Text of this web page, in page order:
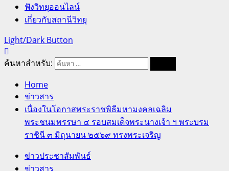
ฟังวิทยุออนไลน์
เกี่ยวกับสถานีวิทยุ
Light/Dark Button
ค้นหาสำหรับ:
Home
ข่าวสาร
เนื่องในโอกาสพระราชพิธีมหามงคลเฉลิม
พระชนมพรรษา ๔ รอบสมเด็จพระนางเจ้า ฯ พระบรม
ราชินี ๓ มิถุนายน ๒๕๖๙ ทรงพระเจริญ
ข่าวประชาสัมพันธ์
ข่าวสาร